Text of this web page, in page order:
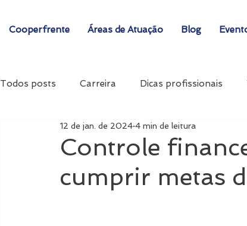
Cooperfrente Áreas de Atuação Blog
Todos posts Carreira Dicas profissionais
Controle
cumprir metas
12 de jan. de 2024 4 min de leitura